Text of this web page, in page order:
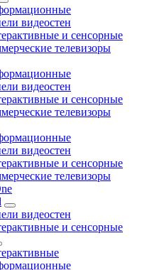
видеостен
и сенсорные
телевизоры
видеостен
и сенсорные
телевизоры
видеостен
и сенсорные
телевизоры
видеостен
и сенсорные